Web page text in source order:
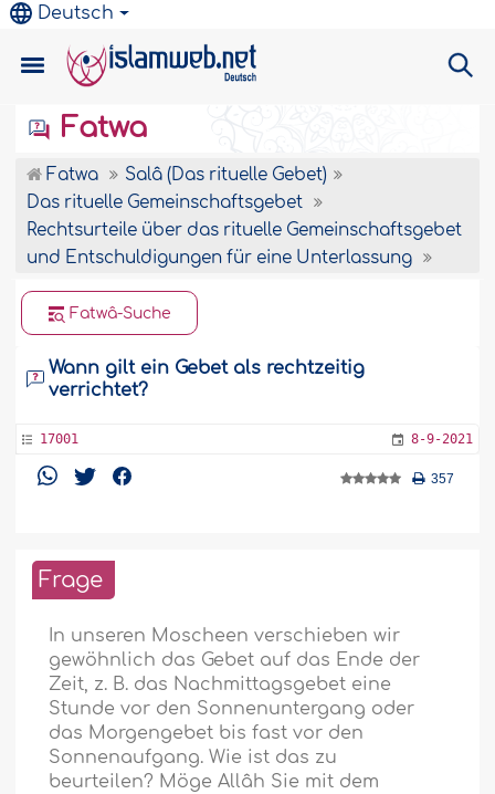
Deutsch
Fatwa
Fatwa
Salâ (Das rituelle Gebet)
Das rituelle Gemeinschaftsgebet
Rechtsurteile über das rituelle Gemeinschaftsgebet
und Entschuldigungen für eine Unterlassung
Fatwâ-Suche
Wann gilt ein Gebet als rechtzeitig
verrichtet?
17001 8-9-2021
357
Frage
In unseren Moscheen verschieben wir
gewöhnlich das Gebet auf das Ende der
Zeit, z. B. das Nachmittagsgebet eine
Stunde vor den Sonnenuntergang oder
das Morgengebet bis fast vor den
Sonnenaufgang. Wie ist das zu
beurteilen? Möge Allâh Sie mit dem